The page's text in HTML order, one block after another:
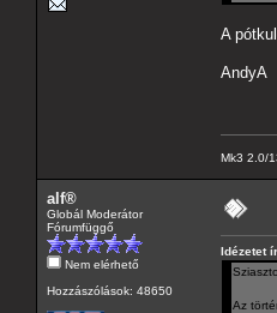
A
AndyA
Mk3 2.0/
alf®
Globál Moderátor
Fórumfüggő
Nem elérhető
Hozzászólások: 48650
Idézetet
Az